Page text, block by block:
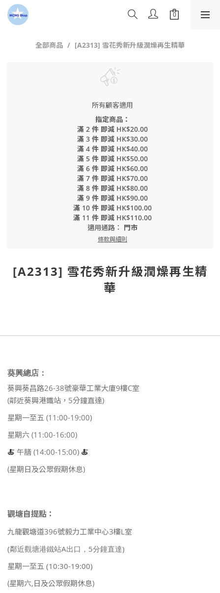
全部商品 [A2313] 雪花秀新升級潤燥再生精華
所有顧客適用
指定商品：
滿 2 件 即減 HK$20.00
滿 3 件 即減 HK$30.00
滿 4 件 即減 HK$40.00
滿 5 件 即減 HK$50.00
滿 6 件 即減 HK$60.00
滿 7 件 即減 HK$70.00
滿 8 件 即減 HK$80.00
滿 9 件 即減 HK$90.00
滿 10 件 即減 HK$100.00
滿 11 件 即減 HK$110.00
適用通路： 門市
條款與細則
[A2313] 雪花秀新升級潤燥再生精
華
葵興總店：
葵興葵昌路26-38號豪華工業大廈9樓C室
(鄰近葵興港鐵站，5分鐘直達)
星期一至五 (11:00-19:00)
星期六 (11:00-16:00)
🍝 午膳 (14:00-15:00) 🍝
(星期日及公眾假期休息)
觀塘自提點：
九龍觀塘道396號毅力工業中心3樓L室
(鄰近觀塘港鐵站A出口，5分鐘直達)
星期一至五 (10:30-19:00)
(星期六,日及公眾假期休息)